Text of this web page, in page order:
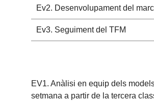
Ev2. Desenvolupament del
Ev3. Seguiment del TFM
EV1. Anàlisi en equip dels
setmana a partir de la tercera